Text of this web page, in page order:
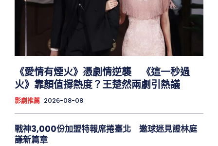
《愛情有煙火》憑劇情逆襲 《這一秒過
火》靠顏值撐熱度？王楚然兩劇引熱議
影劇推薦 2026-08-08
戰神3,000份加盟特報席捲臺北 邀球迷見證林庭
謙新篇章